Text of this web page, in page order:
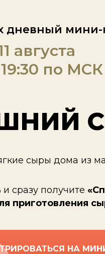
дневный мини-
августа
по МСК
сыры дома из
сразу получите
приготовления
НА